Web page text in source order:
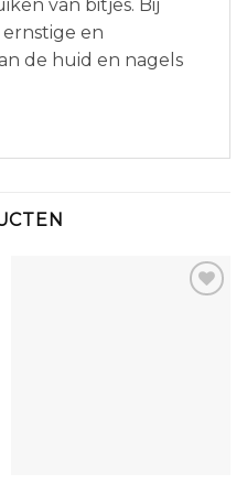
van bitjes. Bij
en
de huid en nagels